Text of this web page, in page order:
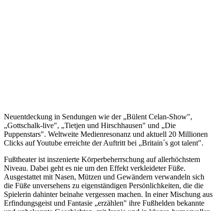
Neuentdeckung in Sendungen wie der „Bülent Celan-Show",
„Gottschalk-live", „Tietjen und Hirschhausen" und „Die
Puppenstars". Weltweite Medienresonanz und aktuell 20 Millionen
Clicks auf Youtube erreichte der Auftritt bei „Britain´s got talent".
Fußtheater ist inszenierte Körperbeherrschung auf allerhöchstem
Niveau. Dabei geht es nie um den Effekt verkleideter Füße.
Ausgestattet mit Nasen, Mützen und Gewändern verwandeln sich
die Füße unversehens zu eigenständigen Persönlichkeiten, die die
Spielerin dahinter beinahe vergessen machen. In einer Mischung aus
Erfindungsgeist und Fantasie „erzählen" ihre Fußhelden bekannte